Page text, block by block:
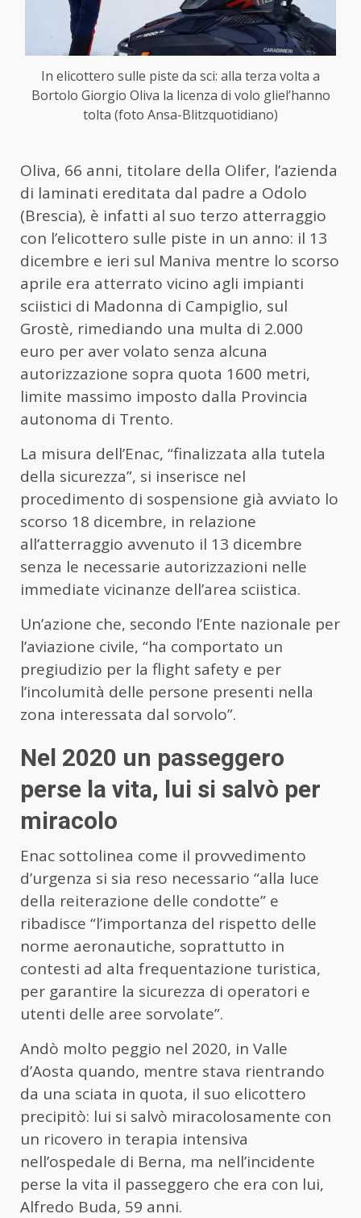
In elicottero sulle piste da sci: alla terza volta a
Bortolo Giorgio Oliva la licenza di volo gliel’hanno
tolta (foto Ansa-Blitzquotidiano)
Oliva, 66 anni, titolare della Olifer, l’azienda
di laminati ereditata dal padre a Odolo
(Brescia), è infatti al suo terzo atterraggio
con l’elicottero sulle piste in un anno: il 13
dicembre e ieri sul Maniva mentre lo scorso
aprile era atterrato vicino agli impianti
sciistici di Madonna di Campiglio, sul
Grostè, rimediando una multa di 2.000
euro per aver volato senza alcuna
autorizzazione sopra quota 1600 metri,
limite massimo imposto dalla Provincia
autonoma di Trento.
La misura dell’Enac, “finalizzata alla tutela
della sicurezza”, si inserisce nel
procedimento di sospensione già avviato lo
scorso 18 dicembre, in relazione
all’atterraggio avvenuto il 13 dicembre
senza le necessarie autorizzazioni nelle
immediate vicinanze dell’area sciistica.
Un’azione che, secondo l’Ente nazionale per
l’aviazione civile, “ha comportato un
pregiudizio per la flight safety e per
l’incolumità delle persone presenti nella
zona interessata dal sorvolo”.
Nel 2020 un passeggero
perse la vita, lui si salvò per
miracolo
Enac sottolinea come il provvedimento
d’urgenza si sia reso necessario “alla luce
della reiterazione delle condotte” e
ribadisce “l’importanza del rispetto delle
norme aeronautiche, soprattutto in
contesti ad alta frequentazione turistica,
per garantire la sicurezza di operatori e
utenti delle aree sorvolate”.
Andò molto peggio nel 2020, in Valle
d’Aosta quando, mentre stava rientrando
da una sciata in quota, il suo elicottero
precipitò: lui si salvò miracolosamente con
un ricovero in terapia intensiva
nell’ospedale di Berna, ma nell’incidente
perse la vita il passeggero che era con lui,
Alfredo Buda, 59 anni.